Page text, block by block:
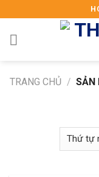
to
content
TRANG CHỦ / SẢN